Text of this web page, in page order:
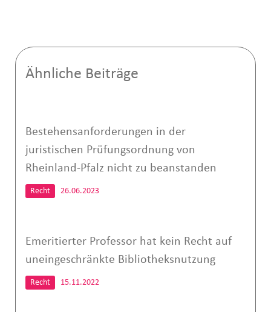
Ähnliche Beiträge
Bestehensanforderungen in der
juristischen Prüfungsordnung von
Rheinland-Pfalz nicht zu beanstanden
Recht 26.06.2023
Emeritierter Professor hat kein Recht auf
uneingeschränkte Bibliotheksnutzung
Recht 15.11.2022